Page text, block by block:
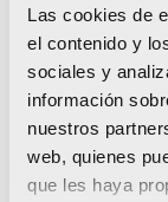
Las cookies de
el contenido y
sociales y
información
nuestros
web, quienes
que les haya
mostrado “
circuito de
marcas y
viene a
Netsanet